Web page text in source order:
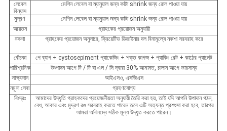
লেবেল
বিন্যাস
মেশিন লেবেল বা ম্যানুয়াল জন্য কাটা shrink জন্য রোল পাওয়া যায়
মুদ্রণ
মেশিন লেবেল বা ম্যানুয়াল জন্য কাটা shrink জন্য রোল পাওয়া যায়
আয়তন
গ্রাহকের প্রয়োজন অনুযায়ী
নকশা
গ্রাহকের প্রয়োজন অনুসারে, ক্রিয়েটিভ ডিজাইনার দল বিনামূল্যে নকশা সরবরাহ করে
বোঁচকা
পে ব্যাগ + cystosepiment প্যাকেজিং + শক্ত কাগজ + প্যাকিং বেল্ট + কাঠের প্যালেট
পারিশ্রমিক
উৎপাদন আগে টি / টি বা এল / সি দ্বারা 30% আমানত, চালান আগে ভারসাম্য
সাক্ষ্যদান
আইএসও, এসজিএস
নমুনা সেবা
গ্রহণযোগ্য
বিঃদ্রঃ
আমাদের উদ্ধৃতি গ্রাহকদের প্রয়োজনীয়তা অনুযায়ী তৈরি করা হয়, তাই যদি আপনি উপাদান গঠন,
বেধ, আকার এবং মুদ্রণ রঙ সরবরাহ করতে পারেন তবে এটি অত্যন্ত প্রশংসা করা হবে, তারপর
আমরা অবিলম্বে সঠিক মূল্য উদ্ধৃত করতে পারেন।